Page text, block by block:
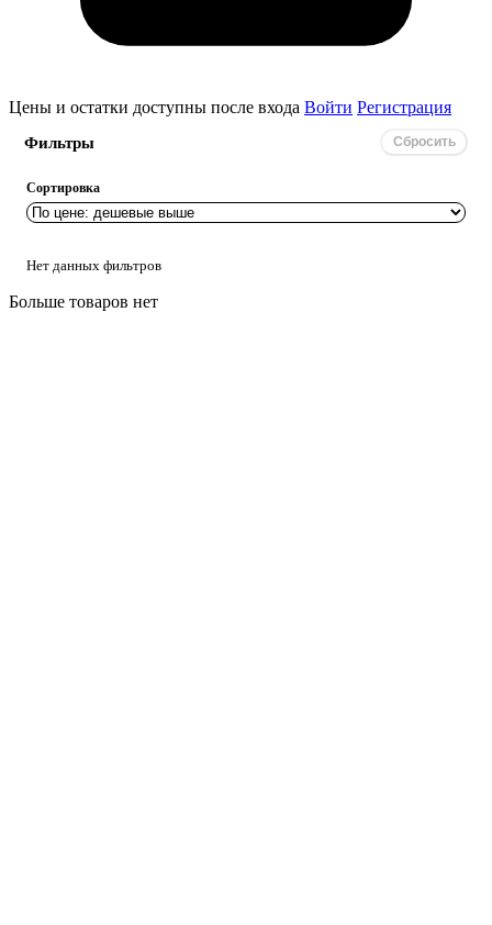
Цены и остатки доступны после входа Войти Регистрация
Фильтры
Сбросить
Сортировка
Нет данных фильтров
Больше товаров нет